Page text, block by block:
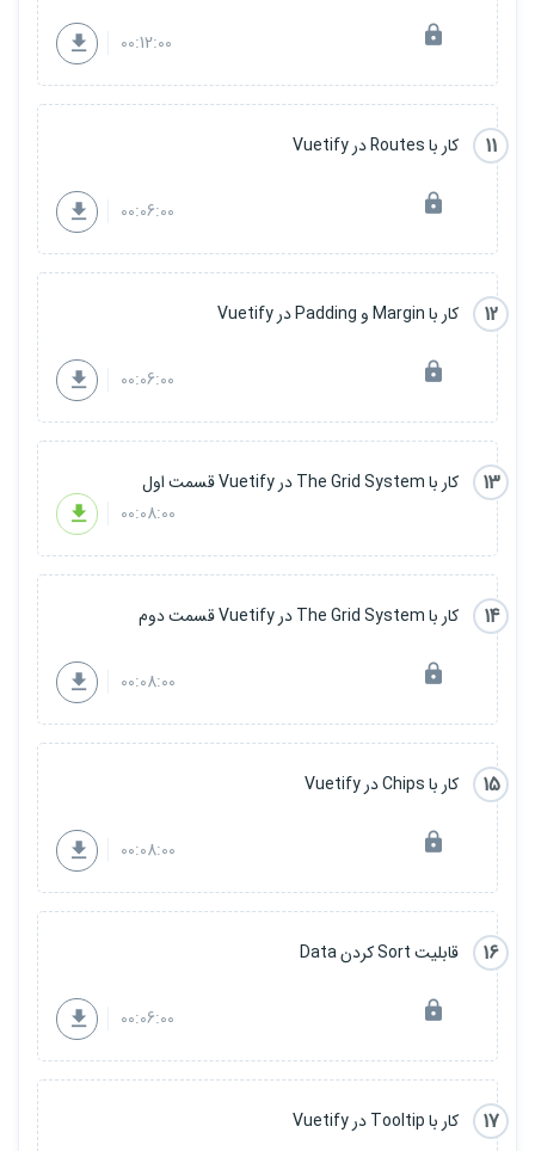
00:12:00
11 کار با Routes در Vuetify
00:06:00
12 کار با Margin و Padding در Vuetify
00:06:00
13
کار با The Grid System در Vuetify قسمت اول
00:08:00
14 کار با The Grid System در Vuetify قسمت دوم
00:08:00
15 کار با Chips در Vuetify
00:08:00
16 قابلیت Sort کردن Data
00:06:00
17 کار با Tooltip در Vuetify